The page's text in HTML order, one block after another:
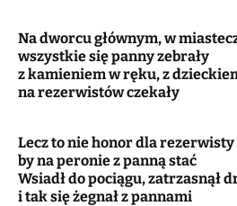
Na dworcu głównym, w
wszystkie się panny zebrały
z kamieniem w ręku, z
na rezerwistów czekały
Lecz to nie honor dla rezerwisty
by na peronie z panną stać
Wsiadł do pociągu, zatrzasnął
i tak się żegnał z pannami